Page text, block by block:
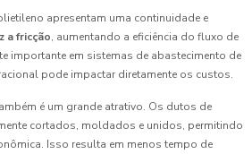
apresentam uma continuidade e
a fricção, aumentando a eficiência do fluxo de
importante em sistemas de abastecimento de
pode impactar diretamente os custos.
é um grande atrativo. Os dutos de
cortados, moldados e unidos, permitindo
Isso resulta em menos tempo de